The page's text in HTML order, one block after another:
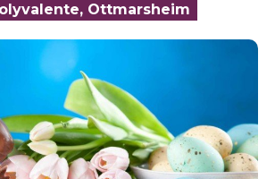
Ottmarsheim